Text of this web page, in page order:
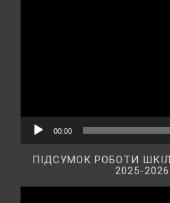
00:00
ПІДСУМОК РОБОТИ
2025-